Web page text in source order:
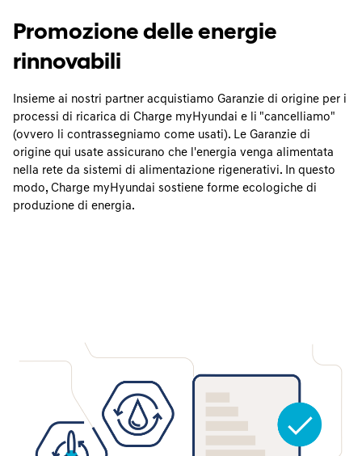
Promozione delle energie
rinnovabili
Insieme ai nostri partner acquistiamo Garanzie di origine per i
processi di ricarica di Charge myHyundai e li "cancelliamo"
(ovvero li contrassegniamo come usati). Le Garanzie di
origine qui usate assicurano che l'energia venga alimentata
nella rete da sistemi di alimentazione rigenerativi. In questo
modo, Charge myHyundai sostiene forme ecologiche di
produzione di energia.